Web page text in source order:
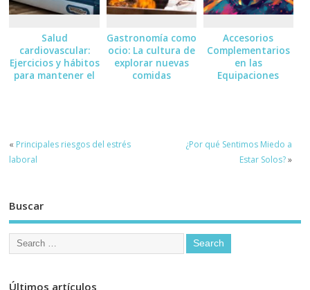
Salud
cardiovascular:
Ejercicios y hábitos
para mantener el
Gastronomía como
ocio: La cultura de
explorar nuevas
comidas
Accesorios
Complementarios
en las
Equipaciones
« Principales riesgos del estrés
laboral
¿Por qué Sentimos Miedo a
Estar Solos?»
Buscar
Últimos artículos